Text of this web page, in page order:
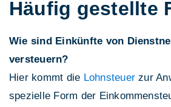
Häufig gestellte
Wie sind Einkünfte von
versteuern?
Hier kommt die Lohnsteuer zur
spezielle Form der